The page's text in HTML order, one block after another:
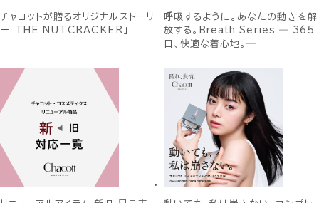
チャコットが贈るオリジナルストーリ
ー「THE NUTCRACKER」
呼吸するように。あなたの動きを解
放する。Breath Series ― 365
日、快適な着心地。―